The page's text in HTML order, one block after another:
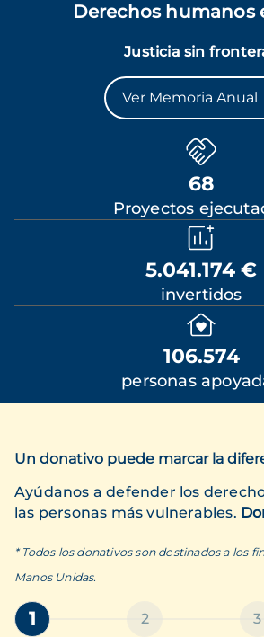
Derechos humanos
Justicia sin
Ver Memoria Anual
68
Proyectos
5.041.174 €
invertidos
106.574
personas
Un donativo puede marcar la
Ayúdanos a defender los
las personas más vulnerables.
* Todos los donativos son destinados a los
Manos Unidas.
1 2 3